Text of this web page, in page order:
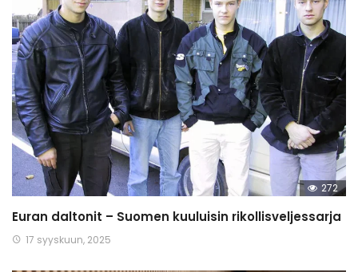
272
Euran daltonit – Suomen kuuluisin rikollisveljessarja
17 syyskuun, 2025